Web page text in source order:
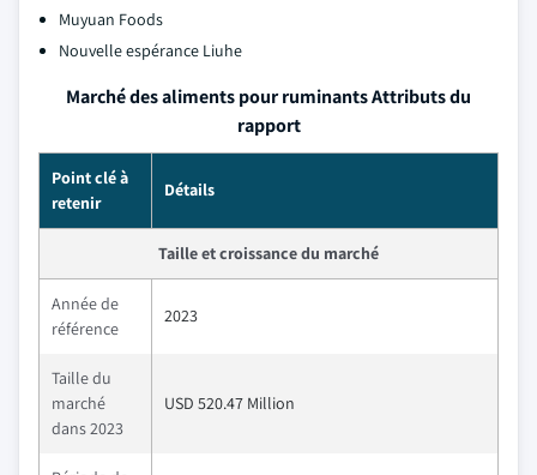
Muyuan Foods
Nouvelle espérance Liuhe
Marché des aliments pour ruminants Attributs du
rapport
Point clé à
retenir
Détails
Taille et croissance du marché
Année de
référence
2023
Taille du
marché
dans 2023
USD 520.47 Million